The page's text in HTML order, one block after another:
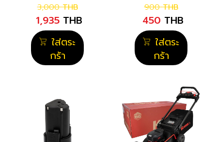
3,000 THB
1,935 THB
ใส่ตระ
กร้า
900 THB
450 THB
ใส่ตระ
กร้า